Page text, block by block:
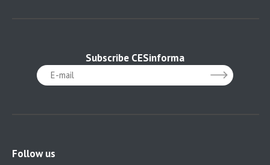
Subscribe CESinforma
Follow us